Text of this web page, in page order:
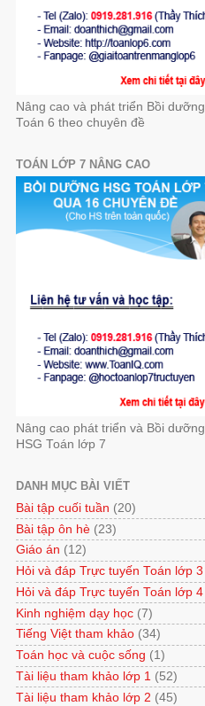
Nâng cao và phát triển Bồi dưỡng
Toán 6 theo chuyên đề
TOÁN LỚP 7 NÂNG CAO
Nâng cao phát triển và Bồi dưỡng
HSG Toán lớp 7
DANH MỤC BÀI VIẾT
Bài tập cuối tuần (20)
Bài tập ôn hè (23)
Giáo án (12)
Hỏi và đáp Trực tuyến Toán lớp 3
Hỏi và đáp Trực tuyến Toán lớp 4
Kinh nghiệm dạy học (7)
Tiếng Việt tham khảo (34)
Toán học và cuộc sống (1)
Tài liệu tham khảo lớp 1 (52)
Tài liệu tham khảo lớp 2 (45)